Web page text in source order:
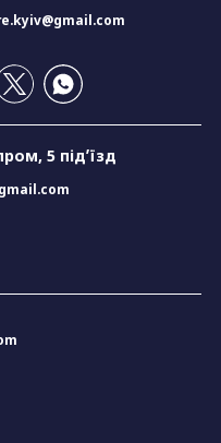
5 підʼїзд